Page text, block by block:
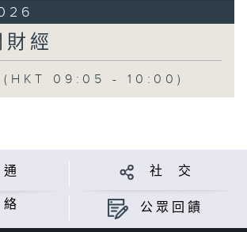
經
(HKT 09:05 - 10:00)
社 交
公眾回饋